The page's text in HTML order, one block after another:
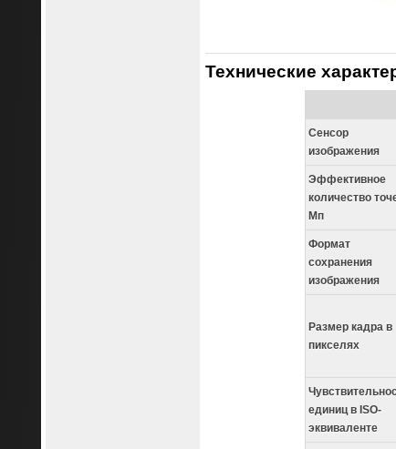
Технические
Сенсор
изображения
Эффективное
количество
Мп
Формат
сохранения
изображения
Размер кадра в
пикселях
единиц в ISO-
эквиваленте